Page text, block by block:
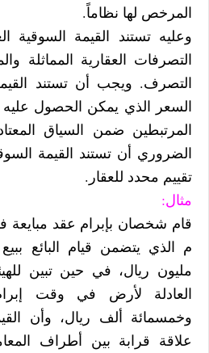
المرخص لها نظاماً.
وعليه تستند القيمة السوقية
التصرفات العقارية المماثلة
التصرف. ويجب أن تستند
السعر الذي يمكن الحصول
المرتبطين ضمن السياق
الضروري أن تستند القيمة
تقييم محدد للعقار.
مثال:
م الذي يتضمن قيام البائع
مليون ريال، في حين تبين
العادلة لأرض في وقت
وخمسمائة ألف ريال، وأن
علاقة قرابة بين أطراف